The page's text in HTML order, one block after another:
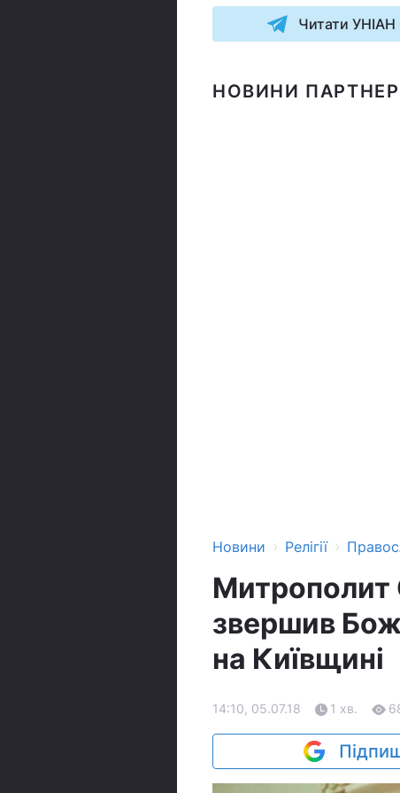
Читати УНІАН
НОВИНИ
Новини › Релігії ›
Митрополит
звершив
на Київщині
14:10, 05.07.18 1 хв.